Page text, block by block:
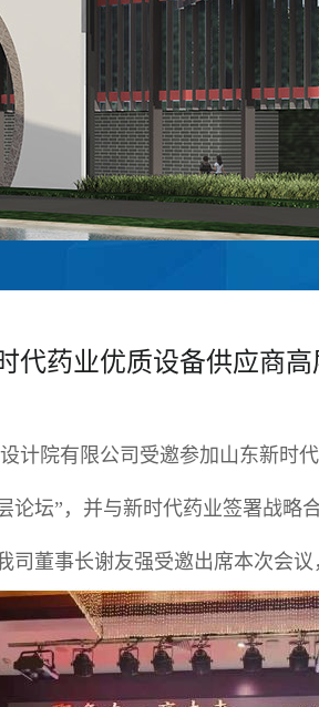
代药业优质设备供应商
计院有限公司受邀参加山东新
论坛”，并与新时代药业签署战略
董事长谢友强受邀出席本次会议